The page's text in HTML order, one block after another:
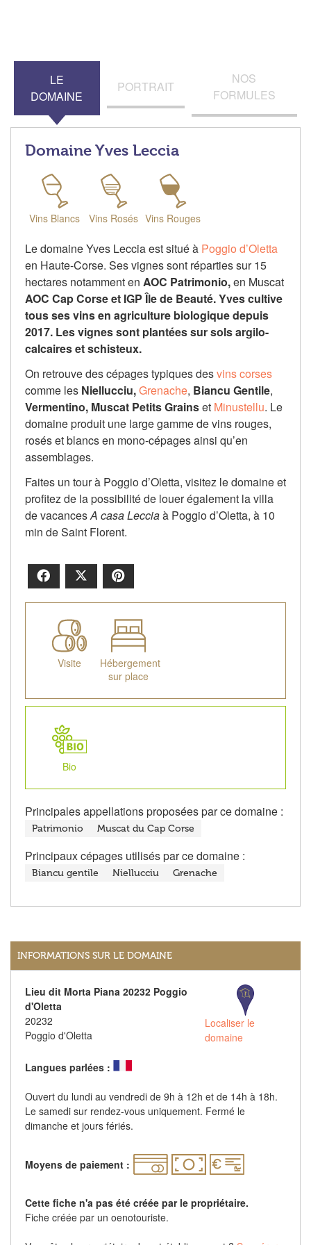
LE
DOMAINE
PORTRAIT
NOS
FORMULES
Domaine Yves Leccia
Vins Blancs Vins Rosés Vins Rouges
Le domaine Yves Leccia est situé à Poggio d’Oletta
en Haute-Corse. Ses vignes sont réparties sur 15
hectares notamment en AOC Patrimonio,en Muscat
AOC Cap Corse et IGP Île de Beauté. Yves cultive
tous ses vins en agriculture biologique depuis
2017. Les vignes sont plantées sur sols argilo-
calcaires et schisteux.
On retrouve des cépages typiques desvins corses
comme les Niellucciu,Grenache, Biancu Gentile,
Vermentino, Muscat Petits Grainset Minustellu. Le
domaine produit une large gamme de vins rouges,
rosés et blancs en mono-cépages ainsi qu’en
assemblages.
Faites un tour à Poggio d’Oletta, visitez le domaine et
profitez de la possibilité de louer également la villa
de vacancesA casa Lecciaà Poggio d’Oletta, à 10
min de Saint Florent.
Facebook
Visite
Hébergement
sur place
Bio
Principales appellations proposées par ce domaine :
Patrimonio Muscat du Cap Corse
Principaux cépages utilisés par ce domaine :
Biancu gentile Niellucciu Grenache
INFORMATIONS SUR LE DOMAINE
Lieu dit Morta Piana 20232 Poggio
d'Oletta
20232
Poggio d'Oletta
Localiser le
domaine
Langues parlées :
Ouvert du lundi au vendredi de 9h à 12h et de 14h à 18h.
Le samedi sur rendez-vous uniquement. Fermé le
dimanche et jours fériés.
Moyens de paiement :
Cette fiche n'a pas été créée par le propriétaire.
Fiche créée par un oenotouriste.